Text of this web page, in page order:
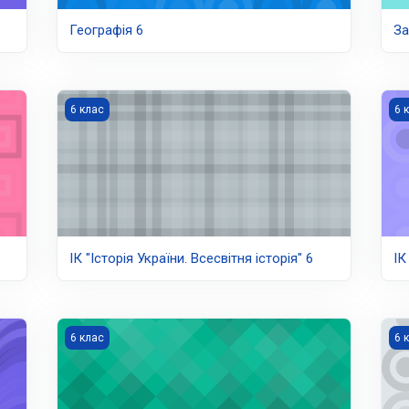
Географія 6
ІК "Історія України. Всесвітня історія" 6
6 клас
ІК "Історія України. Всесвітня історія" 6
ІК
6
Інформатика 6
6 клас 6